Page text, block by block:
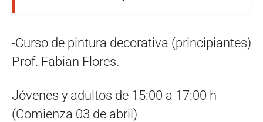
-Curso de pintura decorativa (principiantes)
Prof. Fabian Flores.
Jóvenes y adultos de 15:00 a 17:00 h
(Comienza 03 de abril)